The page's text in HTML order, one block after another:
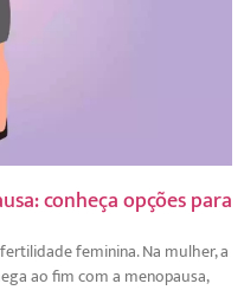
conheça opções para
feminina. Na mulher, a
ao fim com a menopausa,